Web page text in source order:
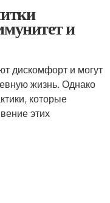
и
дискомфорт и могут
жизнь. Однако
которые
этих